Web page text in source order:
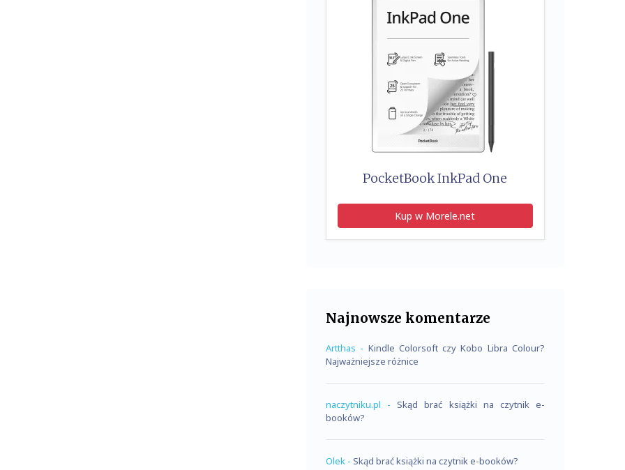
PocketBook InkPad One
Kup w Morele.net
Najnowsze komentarze
Artthas - Kindle Colorsoft czy Kobo Libra Colour?
Najważniejsze różnice
naczytniku.pl - Skąd brać książki na czytnik e-
booków?
Olek - Skąd brać książki na czytnik e-booków?